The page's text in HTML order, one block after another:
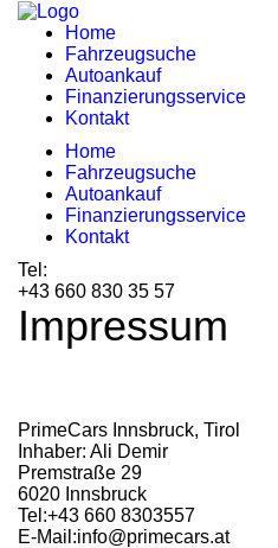
Home
Fahrzeugsuche
Autoankauf
Finanzierungsservice
Kontakt
Home
Fahrzeugsuche
Autoankauf
Finanzierungsservice
Kontakt
Tel:
+43 660 830 35 57
Impressum
PrimeCars Innsbruck, Tirol
Inhaber: Ali Demir
Premstraße 29
6020 Innsbruck
Tel:+43 660 8303557
E-Mail:info@primecars.at